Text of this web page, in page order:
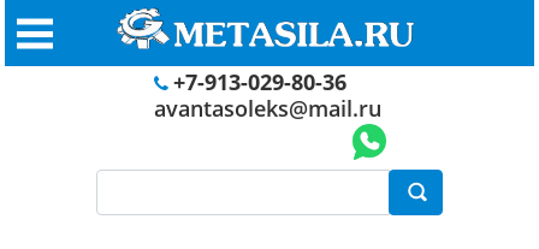
+7-913-029-80-36
avantasoleks@mail.ru